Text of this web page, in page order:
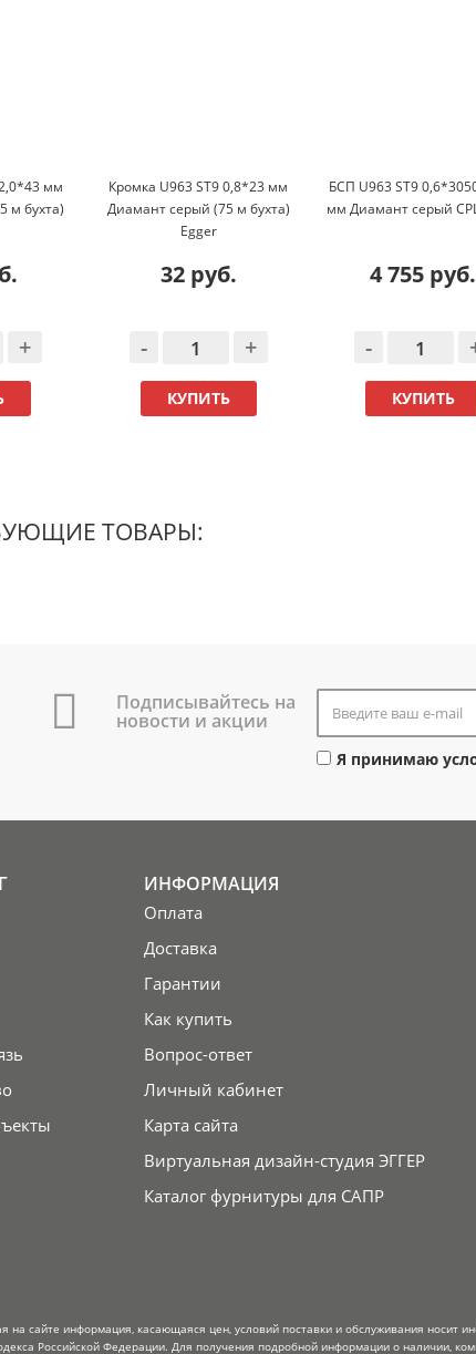
мм
м бухта)
+
Кромка U963 ST9 0,8*23 мм
Диамант серый (75 м бухта)
Egger
32 руб.
- +
КУПИТЬ
БСП U963 ST9
мм Диамант серый
4 755 руб.
-
КУПИТЬ
ТОВАРЫ:
Подписывайтесь на
новости и акции
Я принимаю
ИНФОРМАЦИЯ
Оплата
Доставка
Гарантии
Как купить
Вопрос-ответ
Личный кабинет
Карта сайта
Виртуальная дизайн-студия ЭГГЕР
Каталог фурнитуры для САПР
на сайте информация, касающаяся цен, условий поставки и обслуживания
Российской Федерации. Для получения подробной информации о наличии,